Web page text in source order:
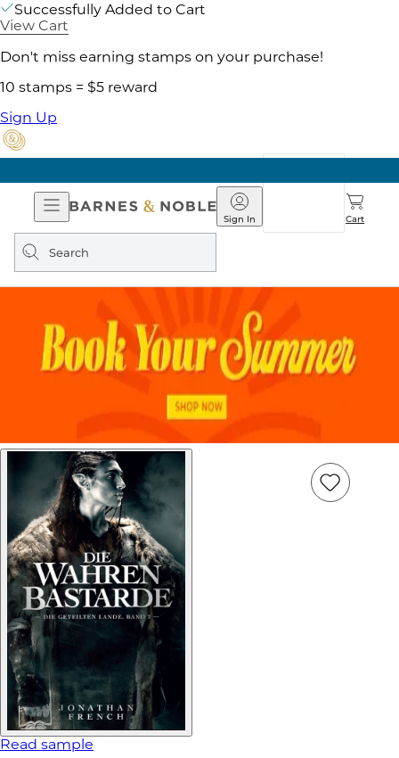
Successfully Added to Cart
View Cart
Don't miss earning stamps on your purchase!
10 stamps = $5 reward
Sign Up
Open
Navigation
Barnes
&
Noble
Sign In Cart
Search
query
Add
Item
Read sample